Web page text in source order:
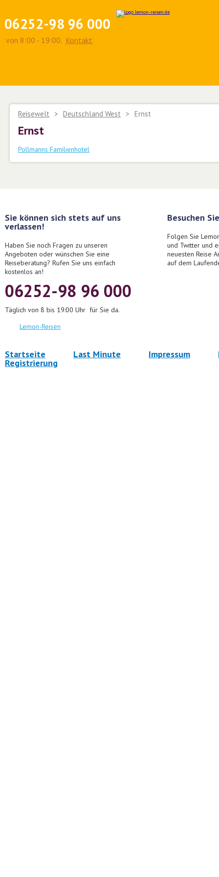
06252-98 96 000
von 8:00 - 19:00. Kontakt
Reisewelt > Deutschland West > Ernst
Ernst
Pollmanns Familienhotel
Sie können sich stets auf uns
verlassen!
Haben Sie noch Fragen zu unseren
Angeboten oder wünschen Sie eine
Reiseberatung? Rufen Sie uns einfach
kostenlos an!
06252-98 96 000
Täglich von 8 bis 19:00 Uhr für Sie da.
Lemon-Reisen
Besuchen
Folgen Sie
und Twitter und
neuesten Reise
auf dem
Startseite Last Minute Impressum
Registrierung